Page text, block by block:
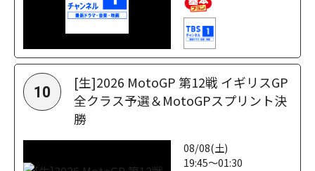
10
[生]2026 MotoGP 第12戦 イギリスGP
全クラス予選＆MotoGPスプリント決
勝
08/08(土)
19:45～01:30